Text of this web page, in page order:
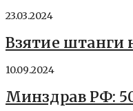
23.03.2024
Взятие штанги
10.09.2024
Минздрав РФ: